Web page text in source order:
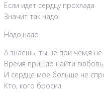
Если идет сердцу прохлада
Значит так надо
Надо,надо
А знаешь, ты не при чем,я не
Время пришло найти любовь
И сердце мое больше не
Кто, кого бросил